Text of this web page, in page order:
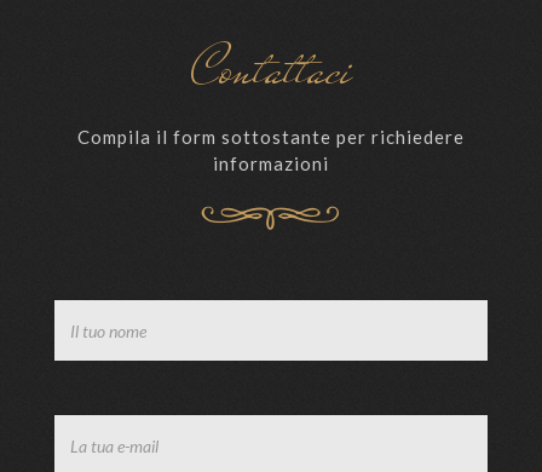
Contattaci
Compila il form sottostante per richiedere
informazioni